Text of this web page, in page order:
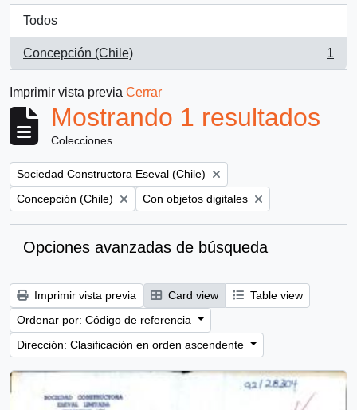
Todos
Concepción (Chile)
, 1 resultados
1
Imprimir vista previa Cerrar
Mostrando 1 resultados
Colecciones
Remove filter:
Sociedad Constructora Eseval (Chile)
Remove filter:
Concepción (Chile) Remove filter:
Con objetos digitales
Opciones avanzadas de búsqueda
Imprimir vista previa Card view
Table view
Ordenar por: Código de referencia
Dirección: Clasificación en orden ascendente